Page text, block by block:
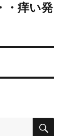
・痒い発
検